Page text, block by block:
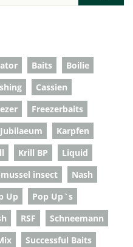
Baits
Boilie
Cassien
Freezerbaits
Jubilaeum
Karpfen
Krill BP
Liquid
mussel insect
Nash
Up
Pop Up`s
RSF
Schneemann
Successful Baits